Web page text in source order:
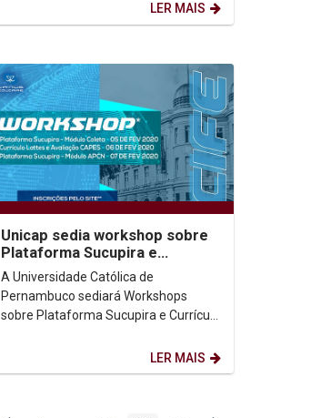
LER MAIS
Unicap sedia workshop sobre
Plataforma Sucupira e
Currículo Lattes em fevereiro
A Universidade Católica de
Pernambuco sediará Workshops
sobre Plataforma Sucupira e Currículo
Clemilson Marques Batista,...LER MAIS